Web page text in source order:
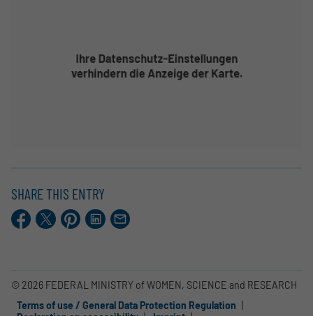
SHARE THIS ENTRY
Facebook
X.comPinterestLinkedIn
E-
Mail
© 2026 FEDERAL MINISTRY of WOMEN, SCIENCE and RESEARCH
Terms of use / General Data Protection Regulation